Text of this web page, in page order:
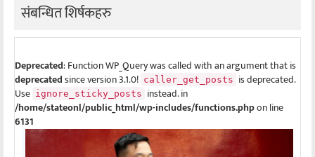
संबन्धित शिर्षकहरु
Deprecated: Function WP_Query was called with an argument that is
deprecatedsince version 3.1.0! caller_get_posts is deprecated.
Use ignore_sticky_posts instead. in
/home/stateonl/public_html/wp-includes/functions.phpon line
6131